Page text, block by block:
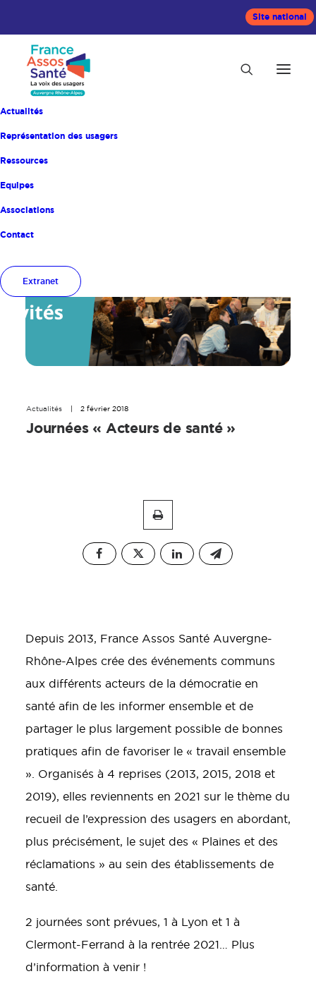
Site national
Actualités
Représentation des usagers
Ressources
Equipes
Associations
Contact
Extranet
Actualités 2 février 2018
Journées « Acteurs de santé »
Depuis 2013, France Assos Santé Auvergne-
Rhône-Alpes crée des événements communs
aux différents acteurs de la démocratie en
santé afin de les informer ensemble et de
partager le plus largement possible de bonnes
pratiques afin de favoriser le « travail ensemble
». Organisés à 4 reprises (2013, 2015, 2018 et
2019), elles reviennents en 2021 sur le thème du
recueil de l’expression des usagers en abordant,
plus précisément, le sujet des « Plaines et des
réclamations » au sein des établissements de
santé.
2 journées sont prévues, 1 à Lyon et 1 à
Clermont-Ferrand à la rentrée 2021… Plus
d’information à venir !